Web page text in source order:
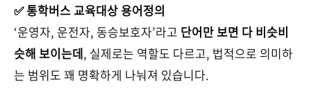
✅ 통학버스 교육대상 용어정의
‘운영자, 운전자, 동승보호자’라고 단어만 보면 다 비슷비
슷해 보이는데, 실제로는 역할도 다르고, 법적으로 의미하
는 범위도 꽤 명확하게 나눠져 있습니다.